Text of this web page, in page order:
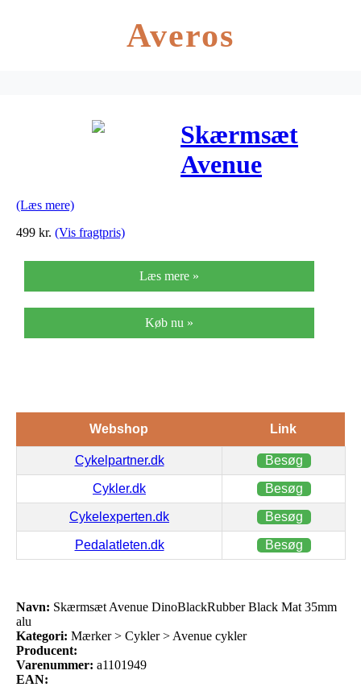
Averos
Skærmsæt
Avenue
35mm alu
(Læs mere)
499 kr. (Vis fragtpris)
Læs mere »
Køb nu »
Webshop Link
Cykelpartner.dk Besøg
Cykler.dk Besøg
Cykelexperten.dk Besøg
Pedalatleten.dk Besøg
Navn: Skærmsæt Avenue DinoBlackRubber Black Mat 35mm
alu
Kategori: Mærker > Cykler > Avenue cykler
Producent:
Varenummer: a1101949
EAN: